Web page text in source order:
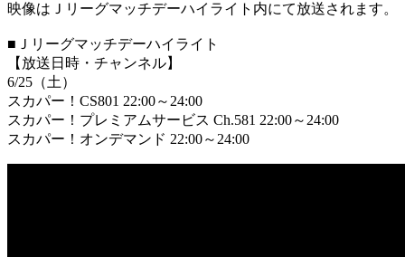
映像はＪリーグマッチデーハイライト内にて放送されます。
■Ｊリーグマッチデーハイライト
【放送日時・チャンネル】
6/25（土）
スカパー！CS801 22:00～24:00
スカパー！プレミアムサービス Ch.581 22:00～24:00
スカパー！オンデマンド 22:00～24:00